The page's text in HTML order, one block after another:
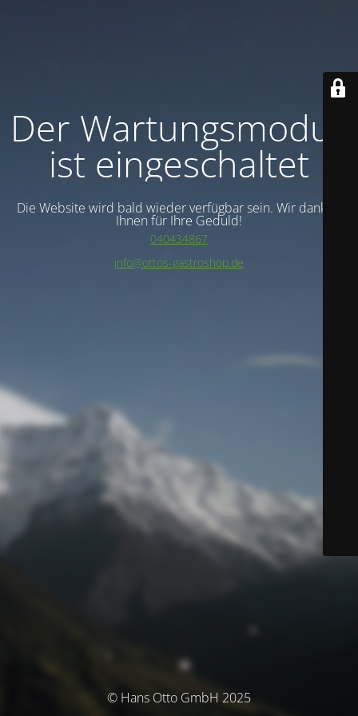
Der Wartungsmodus
ist eingeschaltet
Die Website wird bald wieder verfügbar sein. Wir danken
Ihnen für Ihre Geduld!
040434867
info@ottos-gastroshop.de
© Hans Otto GmbH 2025